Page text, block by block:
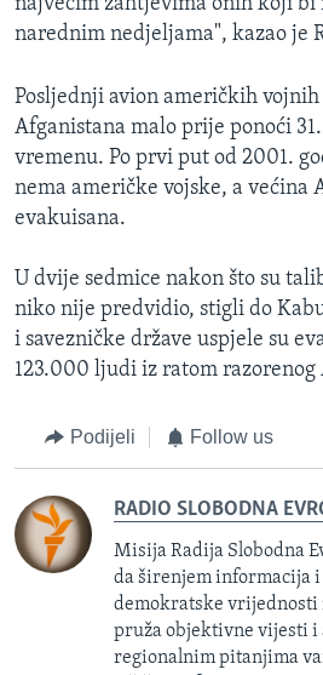
najvećim zahtjevima onih koji
narednim nedjeljama", kazao je
Posljednji avion američkih
Afganistana malo prije ponoći
vremenu. Po prvi put od 2001.
nema američke vojske, a većina
evakuisana.
U dvije sedmice nakon što su
niko nije predvidio, stigli do
i savezničke države uspjele su
123.000 ljudi iz ratom razorenog
Podijeli Follow us
RADIO SLOBODNA
Misija Radija Slobodna
da širenjem informacija
demokratske vrijednosti
pruža objektivne vijesti i
regionalnim pitanjima